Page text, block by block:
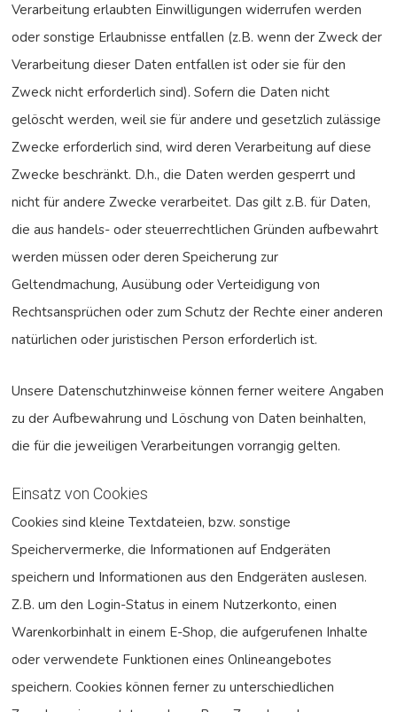
Verarbeitung erlaubten Einwilligungen widerrufen werden
oder sonstige Erlaubnisse entfallen (z.B. wenn der Zweck der
Verarbeitung dieser Daten entfallen ist oder sie für den
Zweck nicht erforderlich sind). Sofern die Daten nicht
gelöscht werden, weil sie für andere und gesetzlich zulässige
Zwecke erforderlich sind, wird deren Verarbeitung auf diese
Zwecke beschränkt. D.h., die Daten werden gesperrt und
nicht für andere Zwecke verarbeitet. Das gilt z.B. für Daten,
die aus handels- oder steuerrechtlichen Gründen aufbewahrt
werden müssen oder deren Speicherung zur
Geltendmachung, Ausübung oder Verteidigung von
Rechtsansprüchen oder zum Schutz der Rechte einer anderen
natürlichen oder juristischen Person erforderlich ist.
Unsere Datenschutzhinweise können ferner weitere Angaben
zu der Aufbewahrung und Löschung von Daten beinhalten,
die für die jeweiligen Verarbeitungen vorrangig gelten.
Einsatz von Cookies
Cookies sind kleine Textdateien, bzw. sonstige
Speichervermerke, die Informationen auf Endgeräten
speichern und Informationen aus den Endgeräten auslesen.
Z.B. um den Login-Status in einem Nutzerkonto, einen
Warenkorbinhalt in einem E-Shop, die aufgerufenen Inhalte
oder verwendete Funktionen eines Onlineangebotes
speichern. Cookies können ferner zu unterschiedlichen